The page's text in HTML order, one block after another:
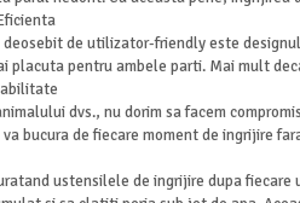
de utilizator-friendly este
placuta pentru ambele parti. Mai mult
dvs., nu dorim sa facem
bucura de fiecare moment de ingrijire
ustensilele de ingrijire dupa